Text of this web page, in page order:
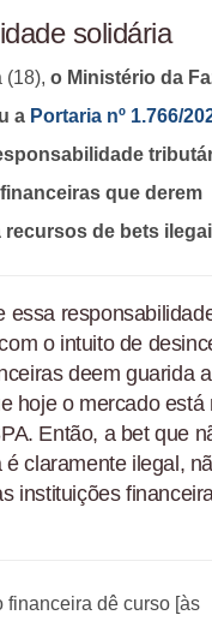
solidária
(18), o Ministério da
a Portaria nº 1.766/
que derem
recursos de bets
essa
o intuito de
deem guarida
hoje o mercado está
Então, a bet que
é claramente ilegal,
instituições
financeira dê curso [às